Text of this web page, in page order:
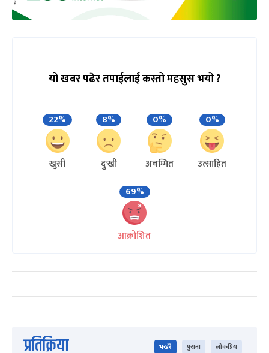
यो खबर पढेर तपाईलाई कस्तो महसुस भयो ?
22%
खुसी
8%
दुःखी
0%
अचम्मित
0%
उत्साहित
69%
आक्रोशित
प्रतिक्रिया भर्खरै पुराना लोकप्रिय